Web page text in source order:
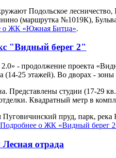
Подольское лесничество,
(маршрутка №1019К),
о ЖК «Южная Битца».
"Видный берег 2"
- продолжение проекта
(14-25 этажей). Во дворах -
Представлены студии (17-29
Квадратный метр в
Пуговичинский пруд, парк,
Подробнее о ЖК «Видный берег
отрада